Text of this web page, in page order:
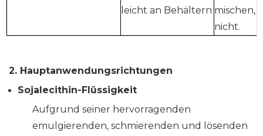
leicht an Behältern mischen,
nicht.
2. Hauptanwendungsrichtungen
Sojalecithin-Flüssigkeit
Aufgrund seiner hervorragenden
emulgierenden, schmierenden und lösenden